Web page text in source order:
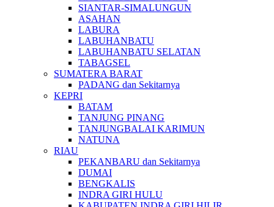
SIANTAR-SIMALUNGUN
ASAHAN
LABURA
LABUHANBATU
LABUHANBATU SELATAN
TABAGSEL
SUMATERA BARAT
PADANG dan Sekitarnya
KEPRI
BATAM
TANJUNG PINANG
TANJUNGBALAI KARIMUN
NATUNA
RIAU
PEKANBARU dan Sekitarnya
DUMAI
BENGKALIS
INDRA GIRI HULU